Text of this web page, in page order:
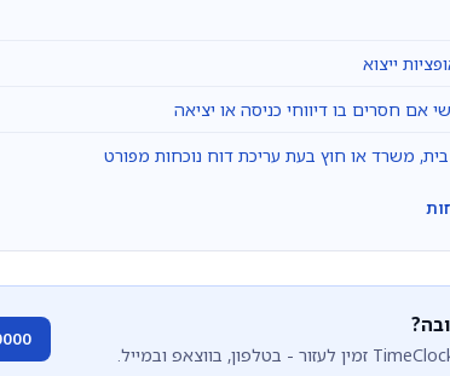
ייצוא
חסרים בו דיווחי כניסה או יציאה
משרד או חוץ בעת עריכת דוח נוכחות מפורט